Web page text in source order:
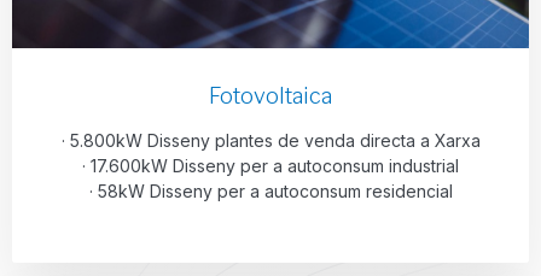
Fotovoltaica
· 5.800kW Disseny plantes de venda directa a Xarxa
· 17.600kW Disseny per a autoconsum industrial
· 58kW Disseny per a autoconsum residencial